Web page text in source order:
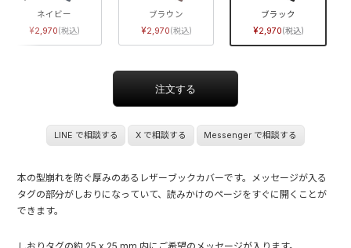
ネイビー
2,970
ブラウン
2,970
ブラック
2,970
LINE で相談する X で相談する Messenger で相談する
本の型崩れを防ぐ厚みのあるレザーブックカバーです。メッセージが入る
タグの部分がしおりになっていて、読みかけのページをすぐに開くことが
できます。